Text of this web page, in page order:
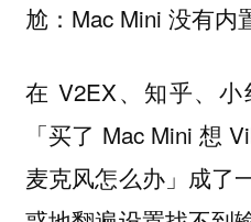
尬：Mac Mini 没有内
在 V2EX、知乎、小
「买了 Mac Mini 想
麦克风怎么办」成了